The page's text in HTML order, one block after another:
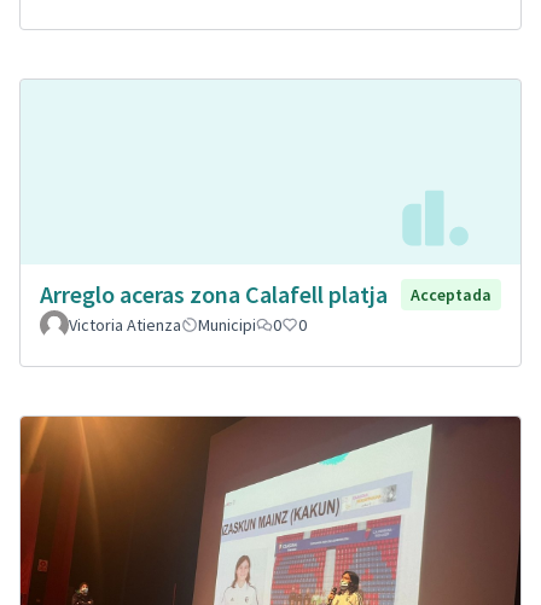
Arreglo aceras zona Calafell platja
Acceptada
Victoria Atienza
Municipi 0 0